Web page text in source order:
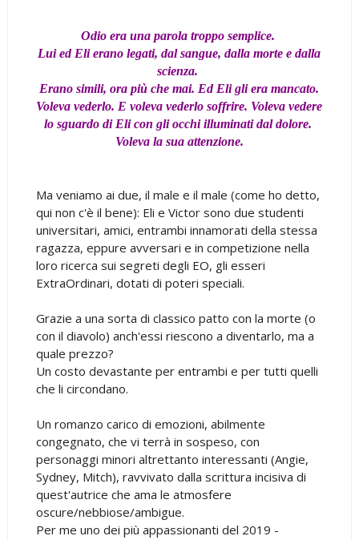
Odio era una parola troppo semplice.
Lui ed Eli erano legati, dal sangue, dalla morte e dalla
scienza.
Erano simili, ora più che mai. Ed Eli gli era mancato.
Voleva vederlo. E voleva vederlo soffrire. Voleva vedere
lo sguardo di Eli con gli occhi illuminati dal dolore.
Voleva la sua attenzione.
Ma veniamo ai due, il male e il male (come ho detto,
qui non c'è il bene): Eli e Victor sono due studenti
universitari, amici, entrambi innamorati della stessa
ragazza, eppure avversari e in competizione nella
loro ricerca sui segreti degli EO, gli esseri
ExtraOrdinari, dotati di poteri speciali.
Grazie a una sorta di classico patto con la morte (o
con il diavolo) anch'essi riescono a diventarlo, ma a
quale prezzo?
Un costo devastante per entrambi e per tutti quelli
che li circondano.
Un romanzo carico di emozioni, abilmente
congegnato, che vi terrà in sospeso, con
personaggi minori altrettanto interessanti (Angie,
Sydney, Mitch), ravvivato dalla scrittura incisiva di
quest'autrice che ama le atmosfere
oscure/nebbiose/ambigue.
Per me uno dei più appassionanti del 2019 -